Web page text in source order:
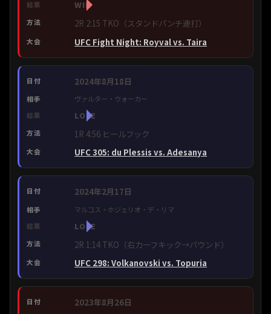
WIN
2R 2:15 TKO（スタンドパンチ連打）
UFC Fight Night: Royval vs. Taira
2024年8月18日
ヴァルター・ウォーカー
LOSE
1R 4:56 ヒールフック
UFC 305: du Plessis vs. Adesanya
2024年2月17日
マルコス・ホジェリオ・デ・リマ
LOSE
2R 1:14 TKO（右カーフキック→パウンド）
UFC 298: Volkanovski vs. Topuria
2023年8月26日